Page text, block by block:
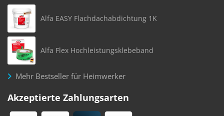
Alfa EASY Flachdachabdichtung 1K
Alfa Flex Hochleistungsklebeband
Mehr Bestseller für Heimwerker
Akzeptierte Zahlungsarten